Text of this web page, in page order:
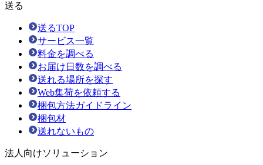
送る
送るTOP
サービス一覧
料金を調べる
お届け日数を調べる
送れる場所を探す
Web集荷を依頼する
梱包方法ガイドライン
梱包材
送れないもの
法人向けソリューション